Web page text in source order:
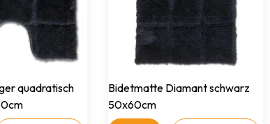
quadratisch
Bidetmatte Diamant schwarz
50x60cm